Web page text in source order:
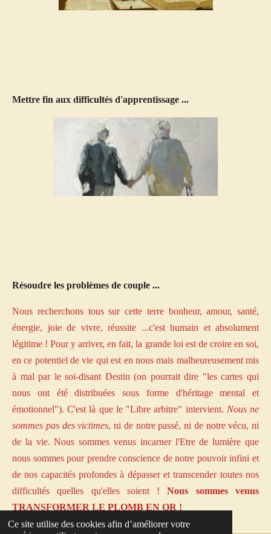
Ce site utilise des cookies afin d’améliorer votre
Mettre fin aux difficultés d'apprentissage ...
Résoudre les problèmes de couple ...
Nous recherchons tous sur cette terre bonheur, amour, santé,
énergie, joie de vivre, réussite ...c'est humain et absolument
légitime ! Pour y arriver, en fait, la grande loi est de croire en soi,
en ce potentiel de vie qui est en nous mais malheureusement mis
à mal par le soi-disant Destin (on pourrait dire "les cartes qui
nous ont été distribuées sous forme d'héritage mental et
émotionnel"). C'est là que le "Libre arbitre" intervient. Nous ne
sommes pas des victimes, ni de notre passé, ni de notre vécu, ni
de la vie. Nous sommes venus incarner l'Etre de lumière que
nous sommes pour prendre conscience de notre pouvoir infini et
de nos capacités profondes à dépasser et transcender toutes nos
difficultés quelles qu'elles soient !Nous sommes venus
TRANSFORMER LE PLOMB EN OR !